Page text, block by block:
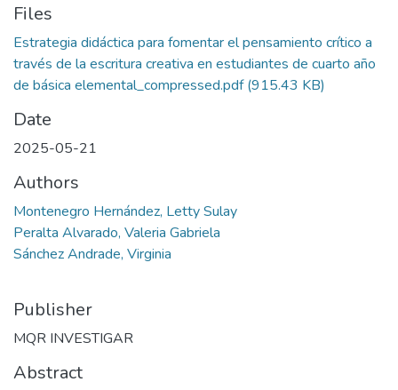
Files
Estrategia didáctica para fomentar el pensamiento crítico a
través de la escritura creativa en estudiantes de cuarto año
de básica elemental_compressed.pdf(915.43 KB)
Date
2025-05-21
Authors
Montenegro Hernández, Letty Sulay
Peralta Alvarado, Valeria Gabriela
Sánchez Andrade, Virginia
Publisher
MQR INVESTIGAR
Abstract